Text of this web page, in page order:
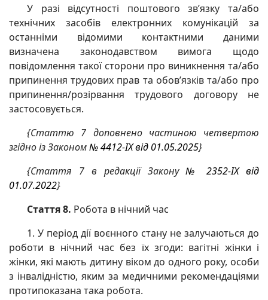
У разі відсутності поштового зв’язку та/або
технічних засобів електронних комунікацій за
останніми відомими контактними даними
визначена законодавством вимога щодо
повідомлення такої сторони про виникнення та/або
припинення трудових прав та обов’язків та/або про
припинення/розірвання трудового договору не
застосовується.
{Статтю 7 доповнено частиною четвертою
згідно із Законом№ 4412-IX від 01.05.2025}
{Стаття 7 в редакції Закону№ 2352-IX від
01.07.2022}
Стаття 8. Робота в нічний час
1. У період дії воєнного стану не залучаються до
роботи в нічний час без їх згоди: вагітні жінки і
жінки, які мають дитину віком до одного року, особи
з інвалідністю, яким за медичними рекомендаціями
протипоказана така робота.